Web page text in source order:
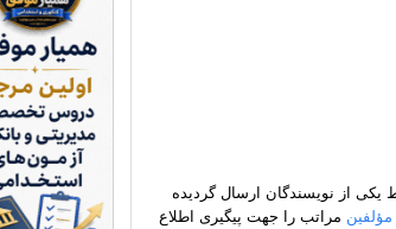
از نویسندگان ارسال گردیده
مراتب را جهت پیگیری اطلاع